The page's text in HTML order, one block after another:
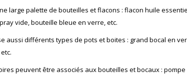
large palette de bouteilles et flacons : flacon huile
vide, bouteille bleue en verre, etc.
aussi différents types de pots et boites : grand bocal en
peuvent être associés aux bouteilles et bocaux :